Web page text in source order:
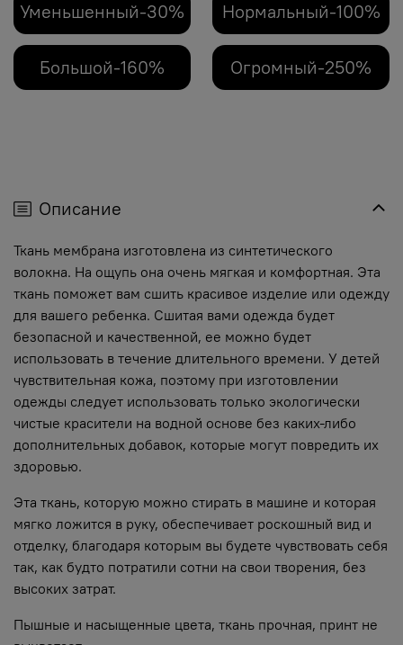
Уменьшенный-30% Нормальный-100%
Большой-160% Огромный-250%
Описание
Ткань мембрана изготовлена из синтетического
волокна. На ощупь она очень мягкая и комфортная. Эта
ткань поможет вам сшить красивое изделие или одежду
для вашего ребенка. Сшитая вами одежда будет
безопасной и качественной, ее можно будет
использовать в течение длительного времени. У детей
чувствительная кожа, поэтому при изготовлении
одежды следует использовать только экологически
чистые красители на водной основе без каких-либо
дополнительных добавок, которые могут повредить их
здоровью.
Эта ткань, которую можно стирать в машине и которая
мягко ложится в руку, обеспечивает роскошный вид и
отделку, благодаря которым вы будете чувствовать себя
так, как будто потратили сотни на свои творения, без
высоких затрат.
Пышные и насыщенные цвета, ткань прочная, принт не